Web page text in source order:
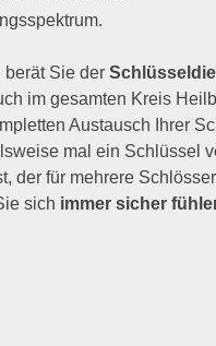
berät Sie der
im gesamten Kreis
Austausch Ihrer
mal ein Schlüssel
der für mehrere
sich immer sicher